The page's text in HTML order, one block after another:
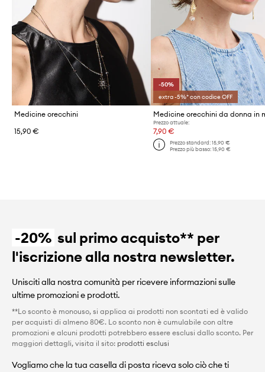
Medicine orecchini
15,90 €
-50%
extra -5%* con codice OFF
Prezzo attuale:
7,90 €
Prezzo standard: 15,90 €
Prezzo più basso: 15,90 €
-20% sul primo acquisto** per
l'iscrizione alla nostra newsletter.
Unisciti alla nostra comunità per ricevere informazioni sulle
ultime promozioni e prodotti.
**Lo sconto è monouso, si applica ai prodotti non scontati ed è valido
per acquisti di almeno 80€. Lo sconto non è cumulabile con altre
promozioni e alcuni prodotti potrebbero essere esclusi dallo sconto. Per
maggiori dettagli, visita il sito: prodotti esclusi
Vogliamo che la tua casella di posta riceva solo ciò che ti